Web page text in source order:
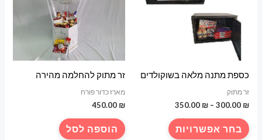
כספת מתנה מלאה בשוקולדים
זר מתוק
300.00 ₪
–
350.00 ₪
טווח
עד בחר אפשרויות
זר מתוק להחלמה מהירה
מארז כדור פורח
450.00 ₪
הוספה לסל